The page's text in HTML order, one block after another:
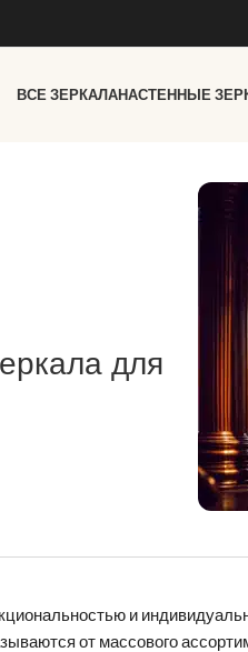
ВСЕ ЗЕРКАЛАНАСТЕННЫЕ
для
и
от массового